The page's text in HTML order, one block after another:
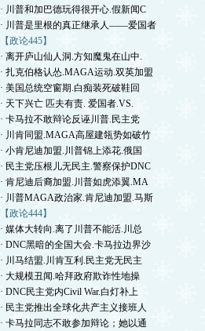
· 川普和加巴德玩得很开心.假新闻C
· 川普是里根的真正继承人——爱国者
【政论445】
· 离开庐山仙人洞.方知魔鬼在山中.
· 扎克伯格认怂.MAGA运动.双英加盟
· 美国总统空窗期.白痴装死破鞋回
· 天下兴亡 匹夫有责. 爱国者.VS.
· 卡马拉不敢辩论反诬川普.民主党
· 川肯同盟.MAGA高屋建瓴势如破竹
· 小肯尼迪加盟.川普锦上添花.俄国
· 民主党压根儿无民主.警察保护DNC
· 肯尼迪后裔加盟.川普如虎添翼.MA
· 川普MAGA政治家.肯尼迪加盟.马斯
【政论444】
· 媒体大转向.离了川普不能活.川总
· DNC黑暗的全国大会.卡马拉边界沙
· 川马结盟.川肯互利.民主党无民主
· 大规模丑闻.哈拜政府欺诈性地操
· DNC民主党内Civil War.白灯补上
· 民主党推出全球化共产主义接班人
· 卡马拉同志不敢参加辩论；她以通